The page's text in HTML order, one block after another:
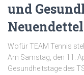
und
Wofür TEAM Tennis
Am Samstag, den 11.
Gesundheitstage des